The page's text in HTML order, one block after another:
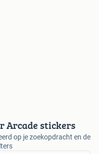
Arcade stickers
op je zoekopdracht en de